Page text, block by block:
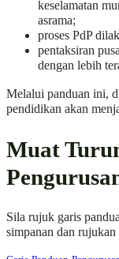
keselamatan
asrama;
proses PdP
pentaksiran
dengan lebih
Melalui panduan ini,
pendidikan akan
Muat
Sila rujuk garis
simpanan dan rujukan